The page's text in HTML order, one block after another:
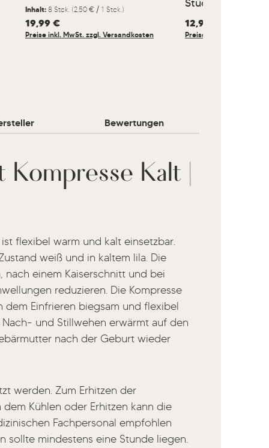
Inhalt: 8 Stck. (2,50 € / 1 Stck.)
Regulärer Preis:
19,99 €
Preise inkl. MwSt. zzgl. Versandkosten
Stück
Regulärer Preis:
12,99 €
Preise inkl. MwSt. zzgl.
Bewertungen
Kalt |
flexibel warm und kalt einsetzbar.
weiß und in kaltem lila. Die
nach einem Kaiserschnitt und bei
reduzieren. Die Kompresse
Einfrieren biegsam und flexibel
und Stillwehen erwärmt auf den
nach der Geburt wieder
werden. Zum Erhitzen der
Kühlen oder Erhitzen kann die
Fachpersonal empfohlen
sollte mindestens eine Stunde liegen.